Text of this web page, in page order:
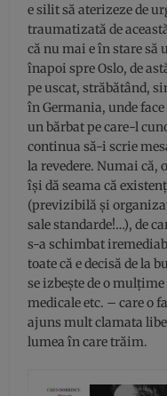
e silit să aterizeze de
traumatizată de
că nu mai e în stare să
înapoi spre Oslo, de
pe uscat, străbătând,
în Germania, unde
un bărbat pe care-l
continua să-i scrie
la revedere. Numai că,
își dă seama că
(previzibilă și
sale standarde!…), de
s-a schimbat
toate că e decisă de la
se izbește de o
medicale etc. – care o
ajuns mult clamata
lumea în care trăim.